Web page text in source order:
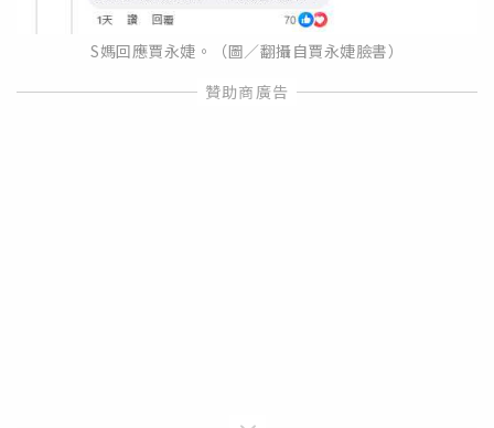
S媽回應賈永婕。（圖／翻攝自賈永婕臉書）